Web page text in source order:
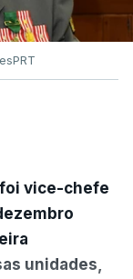
vice-chefe
unidades,